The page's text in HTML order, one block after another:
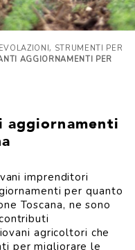
, STRUMENTI PER
AGGIORNAMENTI PER
aggiornamenti
imprenditori
per quanto
Toscana, ne sono
agricoltori che
per migliorare le